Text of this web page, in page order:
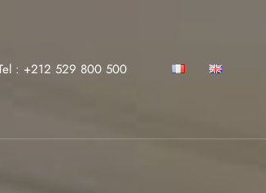
: +212 529 800 500‬